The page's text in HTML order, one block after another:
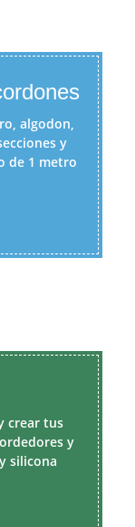
algodon,
y
de 1 metro
crear tus
y
silicona